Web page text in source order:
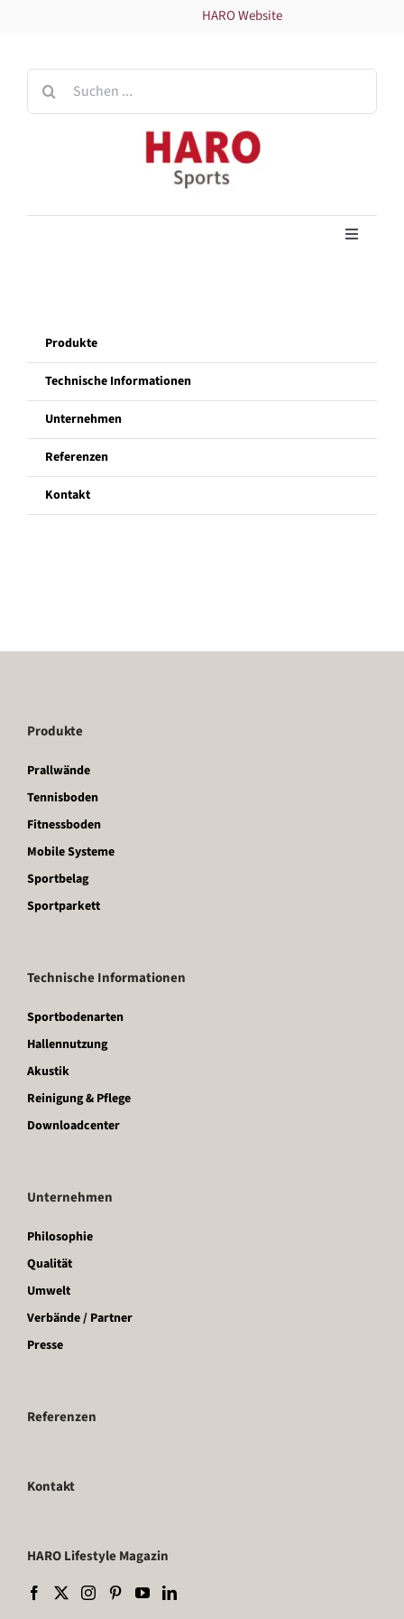
HARO Website
nach:
Toggle
Produkte
Technische Informationen
Unternehmen
Referenzen
Produkte
Technische Informationen
Unternehmen
Referenzen
Kontakt
Produkte
Prallwände
Tennisboden
Fitnessboden
Mobile Systeme
Sportbelag
Sportparkett
Technische Informationen
Sportbodenarten
Hallennutzung
Akustik
Reinigung & Pflege
Downloadcenter
Unternehmen
Philosophie
Qualität
Umwelt
Verbände / Partner
Presse
Referenzen
Kontakt
HARO Lifestyle Magazin